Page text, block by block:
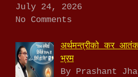
July 24, 2026
No Comments
अर्थमन्त्रीको कर
भ्रम
By Prashant Jha